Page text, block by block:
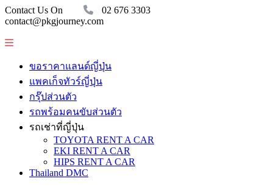
Contact Us On
02 676 3303
contact@pkgjourney.com
ขอราคาแลนด์ญี่ปุ่น
แพคเก็จทัวร์ญี่ปุ่น
กรุ๊ปส่วนตัว
รถพร้อมคนขับส่วนตัว
รถเช่าที่ญี่ปุ่น
TOYOTA RENT A CAR
EKI RENT A CAR
HIPS RENT A CAR
Thailand DMC